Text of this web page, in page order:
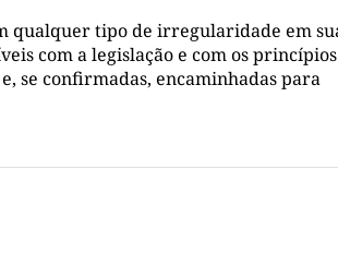
qualquer tipo de irregularidade em
com a legislação e com os
se confirmadas, encaminhadas para